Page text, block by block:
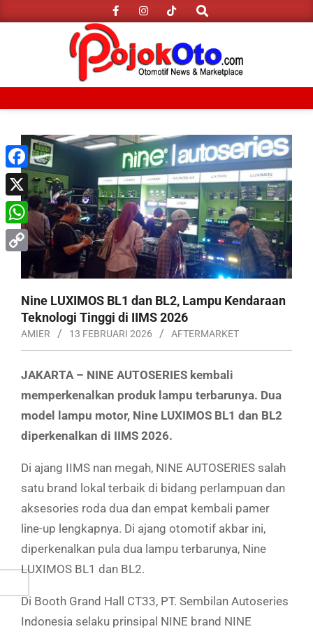
to
Search
Navigation
Menu
Nine LUXIMOS BL1 dan BL2, Lampu Kendaraan
Teknologi Tinggi di IIMS 2026
AMIER 13 FEBRUARI 2026 AFTERMARKET
JAKARTA – NINE AUTOSERIES kembali
memperkenalkan produk lampu terbarunya. Dua
model lampu motor, Nine LUXIMOS BL1 dan BL2
diperkenalkan di IIMS 2026.
Di ajang IIMS nan megah, NINE AUTOSERIES salah
satu brand lokal terbaik di bidang perlampuan dan
aksesories roda dua dan empat kembali pamer
line-up lengkapnya. Di ajang otomotif akbar ini,
diperkenalkan pula dua lampu terbarunya, Nine
LUXIMOS BL1 dan BL2.
Di Booth Grand Hall CT33, PT. Sembilan Autoseries
Indonesia selaku prinsipal NINE brand NINE
Facebook
X
WhatsApp